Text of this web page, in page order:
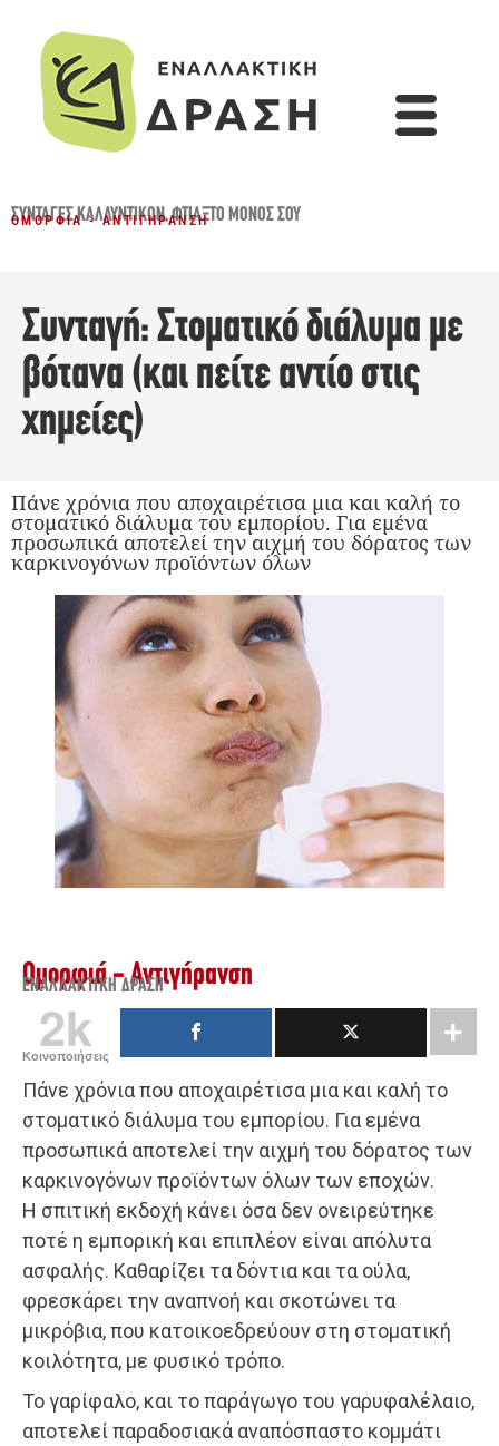
ΣΥΝΤΑΓΈΣ ΚΑΛΛΥΝΤΙΚΏΝ,ΦΤΙΆΞΤΟ ΜΌΝΟΣ ΣΟΥ
ΟΜΟΡΦΙΆ - ΑΝΤΙΓΉΡΑΝΣΗ
Συνταγή: Στοματικό διάλυμα με
βότανα (και πείτε αντίο στις
χημείες)
Πάνε χρόνια που αποχαιρέτισα μια και καλή το
στοματικό διάλυμα του εμπορίου. Για εμένα
προσωπικά αποτελεί την αιχμή του δόρατος των
καρκινογόνων προϊόντων όλων
Ομορφιά - Αντιγήρανση
ΕΝΑΛΛΑΚΤΙΚΉ ΔΡΆΣΗ
2k
Κοινοποιήσεις
Πάνε χρόνια που αποχαιρέτισα μια και καλή το
στοματικό διάλυμα του εμπορίου. Για εμένα
προσωπικά αποτελεί την αιχμή του δόρατος των
καρκινογόνων προϊόντων όλων των εποχών.
Η σπιτική εκδοχή κάνει όσα δεν ονειρεύτηκε
ποτέ η εμπορική και επιπλέον είναι απόλυτα
ασφαλής. Καθαρίζει τα δόντια και τα ούλα,
φρεσκάρει την αναπνοή και σκοτώνει τα
μικρόβια, που κατοικοεδρεύουν στη στοματική
κοιλότητα, με φυσικό τρόπο.
Το γαρίφαλο, και το παράγωγο του γαρυφαλέλαιο,
αποτελεί παραδοσιακά αναπόσπαστο κομμάτι